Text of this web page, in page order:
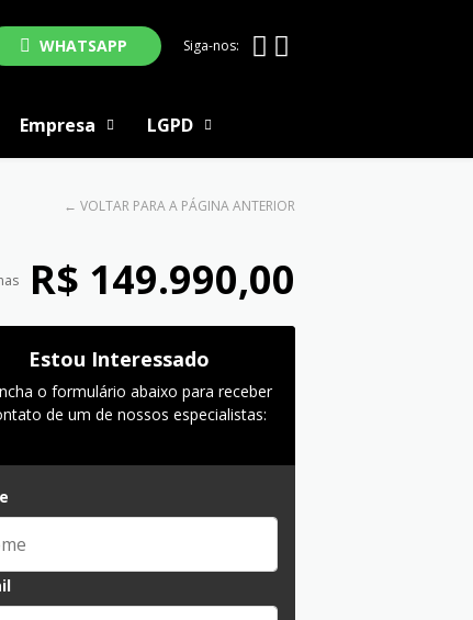
WHATSAPP Siga-nos:
Empresa LGPD
← VOLTAR PARA A PÁGINA ANTERIOR
R$ 149.990,00
Estou Interessado
o formulário abaixo para receber
de um de nossos especialistas: